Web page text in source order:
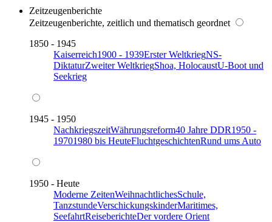
Zeitzeugenberichte
Zeitzeugenberichte, zeitlich und thematisch geordnet
1850 - 1945
Kaiserreich1900 - 1939Erster WeltkriegNS-
DiktaturZweiter WeltkriegShoa, HolocaustU-Boot und
Seekrieg
1945 - 1950
NachkriegszeitWährungsreform40 Jahre DDR1950 -
19701980 bis HeuteFluchtgeschichtenRund ums Auto
1950 - Heute
Moderne ZeitenWeihnachtlichesSchule,
TanzstundeVerschickungskinderMaritimes,
SeefahrtReiseberichteDer vordere Orient